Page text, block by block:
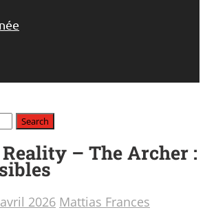
– The Archer :
2026 Mattias Frances